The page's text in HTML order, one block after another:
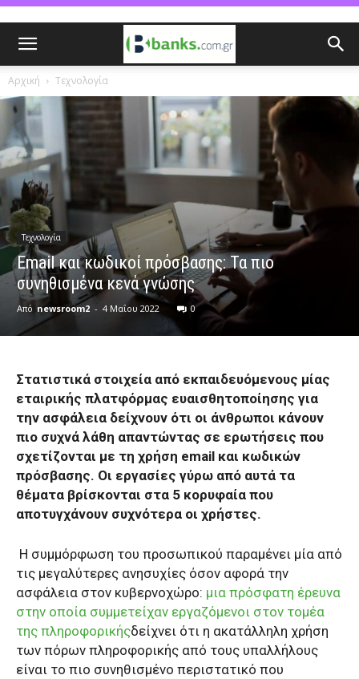
Αρχική Τεχνολογία
Τεχνολογία
Email και κωδικοί πρόσβασης: Τα πιο
συνηθισμένα κενά γνώσης
Από newsroom2 - 4 Μαΐου 2022 0
Στατιστικά στοιχεία από εκπαιδευόμενους μίας
εταιρικής πλατφόρμας ευαισθητοποίησης για
την ασφάλεια δείχνουν ότι οι άνθρωποι κάνουν
πιο συχνά λάθη απαντώντας σε ερωτήσεις που
σχετίζονται με τη χρήση email και κωδικών
πρόσβασης. Οι εργασίες γύρω από αυτά τα
θέματα βρίσκονται στα 5 κορυφαία που
αποτυγχάνουν συχνότερα οι χρήστες.
Η συμμόρφωση του προσωπικού παραμένει μία από
τις μεγαλύτερες ανησυχίες όσον αφορά την
ασφάλεια στον κυβερνοχώρο: μια πρόσφατη έρευνα
στην οποία συμμετείχαν εργαζόμενοι στον τομέα
της πληροφορικήςδείχνει ότι η ακατάλληλη χρήση
των πόρων πληροφορικής από τους υπαλλήλους
είναι το πιο συνηθισμένο περιστατικό που